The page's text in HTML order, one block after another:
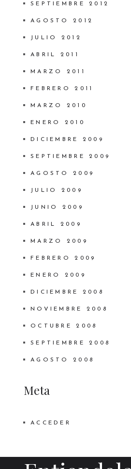
SEPTIEMBRE 2012
AGOSTO 2012
JULIO 2012
ABRIL 2011
MARZO 2011
FEBRERO 2011
MARZO 2010
ENERO 2010
DICIEMBRE 2009
SEPTIEMBRE 2009
AGOSTO 2009
JULIO 2009
JUNIO 2009
ABRIL 2009
MARZO 2009
FEBRERO 2009
ENERO 2009
DICIEMBRE 2008
NOVIEMBRE 2008
OCTUBRE 2008
SEPTIEMBRE 2008
AGOSTO 2008
Meta
ACCEDER